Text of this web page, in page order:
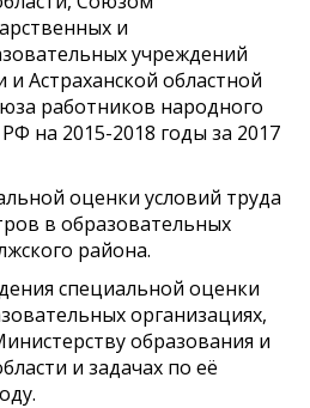
и
учреждений
и Астраханской областной
работников народного
на 2015-2018 годы за 2017
оценки условий труда
в образовательных
района.
специальной оценки
организациях,
образования и
и задачах по её